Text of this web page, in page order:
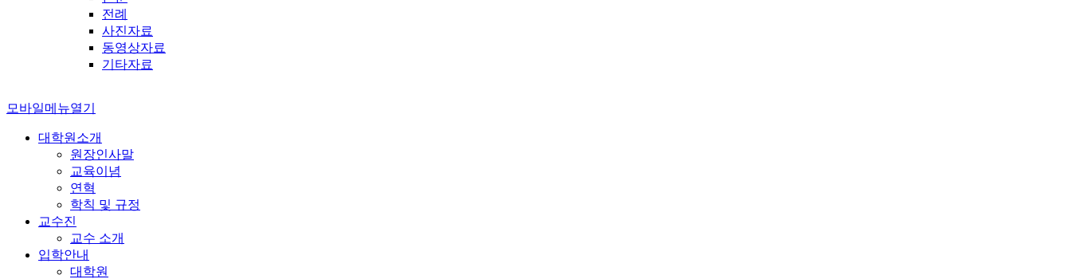
전례
사진자료
동영상자료
기타자료
모바일메뉴열기
대학원소개
원장인사말
교육이념
연혁
학칙 및 규정
교수진
교수 소개
입학안내
대학원